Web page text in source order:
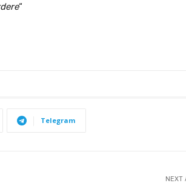
“
Telegram
NEXT